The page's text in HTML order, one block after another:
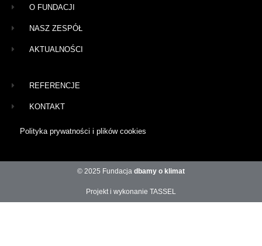
O FUNDACJI
NASZ ZESPÓŁ
AKTUALNOŚCI
REFERENCJE
KONTAKT
Polityka prywatności i plików cookies
© 2025 Fundacja dbamy o klimat
Projekt i wykonanie TASSEL